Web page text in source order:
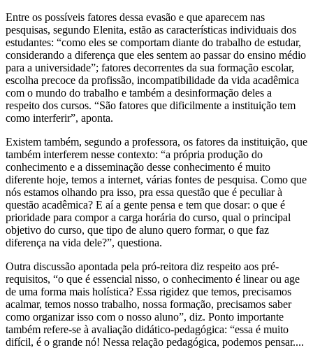
Entre os possíveis fatores dessa evasão e que aparecem nas
pesquisas, segundo Elenita, estão as características individuais dos
estudantes: “como eles se comportam diante do trabalho de estudar,
considerando a diferença que eles sentem ao passar do ensino médio
para a universidade”; fatores decorrentes da sua formação escolar,
escolha precoce da profissão, incompatibilidade da vida acadêmica
com o mundo do trabalho e também a desinformação deles a
respeito dos cursos. “São fatores que dificilmente a instituição tem
como interferir”, aponta.
Existem também, segundo a professora, os fatores da instituição, que
também interferem nesse contexto: “a própria produção do
conhecimento e a disseminação desse conhecimento é muito
diferente hoje, temos a internet, várias fontes de pesquisa. Como que
nós estamos olhando pra isso, pra essa questão que é peculiar à
questão acadêmica? E aí a gente pensa e tem que dosar: o que é
prioridade para compor a carga horária do curso, qual o principal
objetivo do curso, que tipo de aluno quero formar, o que faz
diferença na vida dele?”, questiona.
Outra discussão apontada pela pró-reitora diz respeito aos pré-
requisitos, “o que é essencial nisso, o conhecimento é linear ou age
de uma forma mais holística? Essa rigidez que temos, precisamos
acalmar, temos nosso trabalho, nossa formação, precisamos saber
como organizar isso com o nosso aluno”, diz. Ponto importante
também refere-se à avaliação didático-pedagógica: “essa é muito
difícil, é o grande nó! Nessa relação pedagógica, podemos pensar....